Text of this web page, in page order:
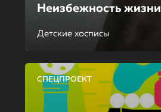
Неизбежность жизни
Детские хосписы
СПЕЦПРОЕКТ